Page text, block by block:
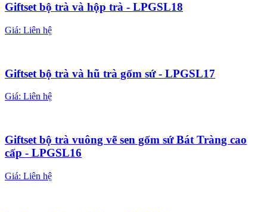
Giftset bộ trà và hộp trà - LPGSL18
Giá: Liên hệ
Giftset bộ trà và hũ trà gốm sứ - LPGSL17
Giá: Liên hệ
Giftset bộ trà vuông vẽ sen gốm sứ Bát Tràng cao
cấp - LPGSL16
Giá: Liên hệ